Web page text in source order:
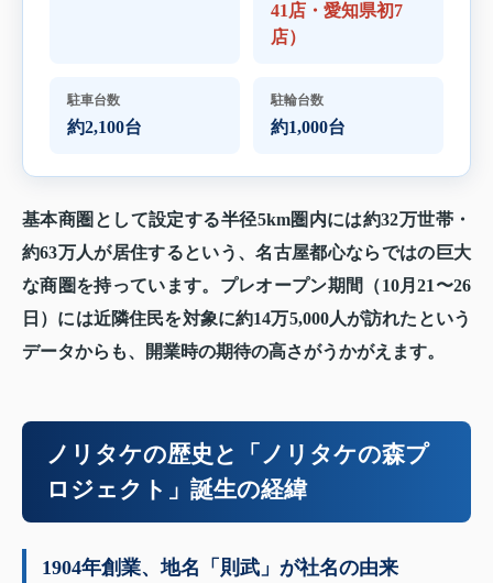
41店・愛知県初7
店）
駐車台数
約2,100台
駐輪台数
約1,000台
基本商圏として設定する半径5km圏内には約32万世帯・
約63万人が居住するという、名古屋都心ならではの巨大
な商圏を持っています。プレオープン期間（10月21〜26
日）には近隣住民を対象に約14万5,000人が訪れたという
データからも、開業時の期待の高さがうかがえます。
ノリタケの歴史と「ノリタケの森プ
ロジェクト」誕生の経緯
1904年創業、地名「則武」が社名の由来